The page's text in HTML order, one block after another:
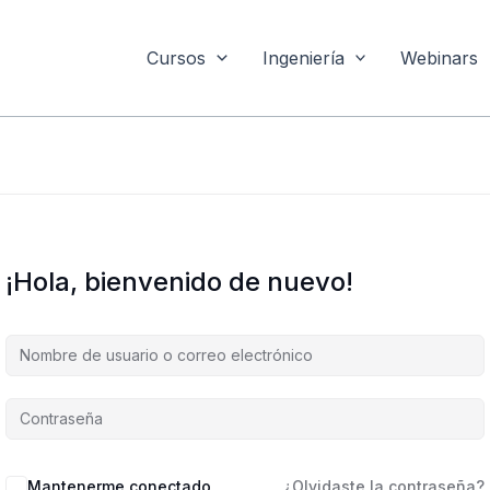
Cursos Ingeniería Webinars
¡Hola, bienvenido de nuevo!
Mantenerme conectado ¿Olvidaste la contraseña?